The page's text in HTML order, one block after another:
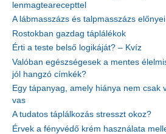
lenmagtearecepttel
A lábmasszázs és talpmasszázs előnyei
Rostokban gazdag táplálékok
Érti a teste belső logikáját? – Kvíz
Valóban egészségesek a mentes
jól hangzó címkék?
Egy tápanyag, amely hiánya nem csak
vas
A tudatos táplálkozás stresszt okoz?
Érvek a fényvédő krém használata